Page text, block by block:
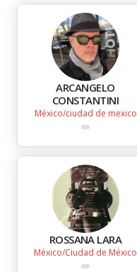
ARCANGELO
CONSTANTINI
México ciudad de mexico
ROSSANA LARA
México Ciudad de México